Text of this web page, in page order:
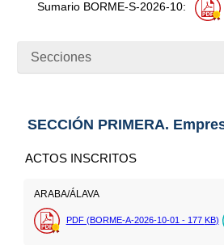
Sumario BORME-S-2026-10:
Secciones
SECCIÓN PRIMERA.
ACTOS INSCRITOS
ARABA/ÁLAVA
PDF (BORME-A-2026-10-01 - 177 KB)